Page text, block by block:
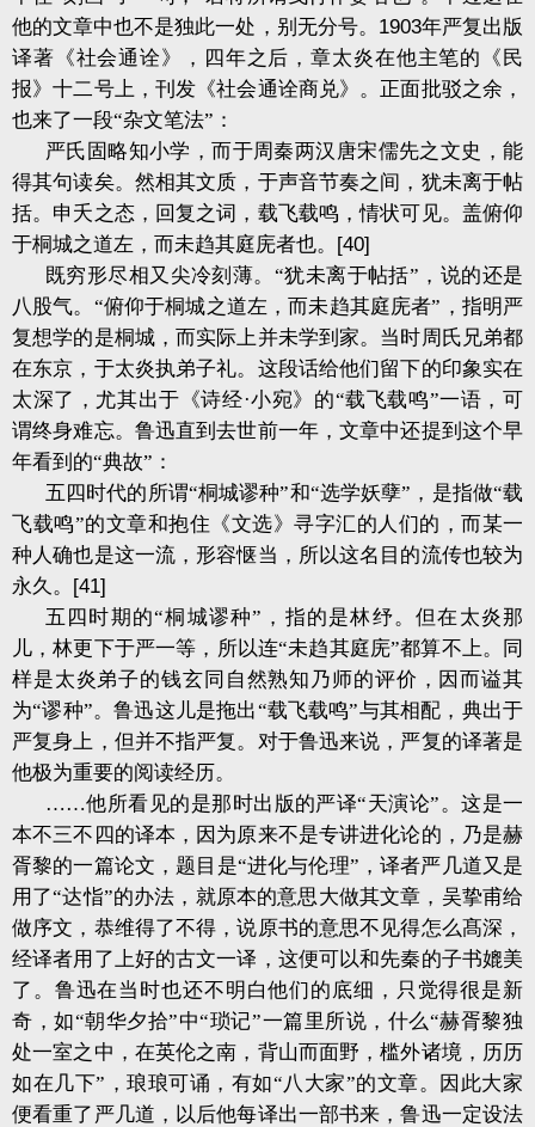
他的文章中也不是独此一处，别无分号。 1903年严复出版
译著《社会通诠》，四年之后，章太炎在他主笔的《民
报》十二号上，刊发《社会通诠商兑》。正面批驳之余，
也来了一段“杂文笔法”：
严氏固略知小学，而于周秦两汉唐宋儒先之文史，能
得其句读矣。然相其文质，于声音节奏之间，犹未离于帖
括。申夭之态，回复之词，载飞载鸣，情状可见。盖俯仰
于桐城之道左，而未趋其庭庑者也。 [40]
既穷形尽相又尖冷刻薄。“犹未离于帖括”，说的还是
八股气。“俯仰于桐城之道左，而未趋其庭庑者”，指明严
复想学的是桐城，而实际上并未学到家。当时周氏兄弟都
在东京，于太炎执弟子礼。这段话给他们留下的印象实在
太深了，尤其出于《诗经·小宛》的“载飞载鸣”一语，可
谓终身难忘。鲁迅直到去世前一年，文章中还提到这个早
年看到的“典故”：
五四时代的所谓“桐城谬种”和“选学妖孽”，是指做“载
飞载鸣”的文章和抱住《文选》寻字汇的人们的，而某一
种人确也是这一流，形容惬当，所以这名目的流传也较为
永久。 [41]
五四时期的“桐城谬种”，指的是林纾。但在太炎那
儿，林更下于严一等，所以连“未趋其庭庑”都算不上。同
样是太炎弟子的钱玄同自然熟知乃师的评价，因而谥其
为“谬种”。鲁迅这儿是拖出“载飞载鸣”与其相配，典出于
严复身上，但并不指严复。对于鲁迅来说，严复的译著是
他极为重要的阅读经历。
……他所看见的是那时出版的严译“天演论”。这是一
本不三不四的译本，因为原来不是专讲进化论的，乃是赫
胥黎的一篇论文，题目是“进化与伦理”，译者严几道又是
用了“达恉”的办法，就原本的意思大做其文章，吴挚甫给
做序文，恭维得了不得，说原书的意思不见得怎么髙深，
经译者用了上好的古文一译，这便可以和先秦的子书媲美
了。鲁迅在当时也还不明白他们的底细，只觉得很是新
奇，如“朝华夕拾”中“琐记”一篇里所说，什么“赫胥黎独
处一室之中，在英伦之南，背山而面野，槛外诸境，历历
如在几下”，琅琅可诵，有如“八大家”的文章。因此大家
便看重了严几道，以后他每译出一部书来，鲁迅一定设法